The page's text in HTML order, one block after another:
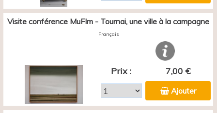
Visite conférence MuFIm - Tournai, une ville à la campagne
Français
Prix : 7,00 €
Ajouter